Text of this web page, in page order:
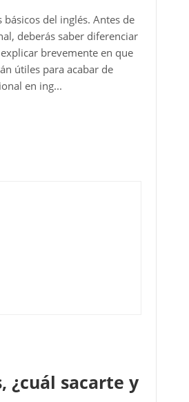
del inglés. Antes de
deberás saber diferenciar
brevemente en que
útiles para acabar de
en ing...
¿cuál sacarte y